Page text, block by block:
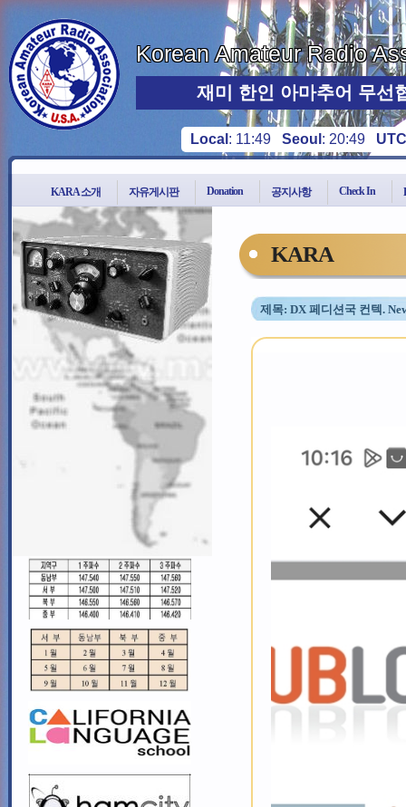
Korean Amateur Radio
재미 한인 아마추어 무선
Local : 11:49 Seoul : 20:49 UTC
KARA 소개 자유게시판 Donation 공지사항 Check In
KARA
제목: DX 페디션국 컨텍.